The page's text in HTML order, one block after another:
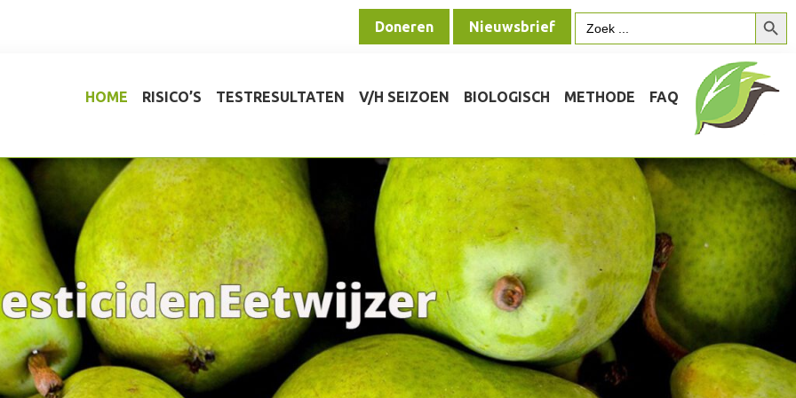
Doneren Nieuwsbrief
Zoek
naar:
HOME RISICO’S TESTRESULTATEN V/H SEIZOEN BIOLOGISCH METHODE FAQ